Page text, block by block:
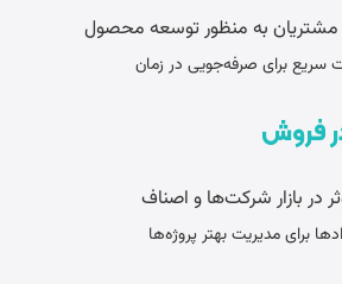
و مشتریان به منظور توسعه محصول
سریع برای صرفه‌جویی در زمان
فروش
در بازار شرکت‌­ها و اصناف
برای مدیریت بهتر پروژه‌ها